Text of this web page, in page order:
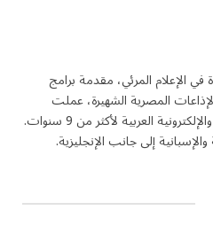
الإعلام المرئي، مقدمة برامج
المصرية الشهيرة، عملت
بالصحافة الورقية والإلكترونية العربية لأكثر من 9 سنوات.
إلى جانب الإنجليزية.